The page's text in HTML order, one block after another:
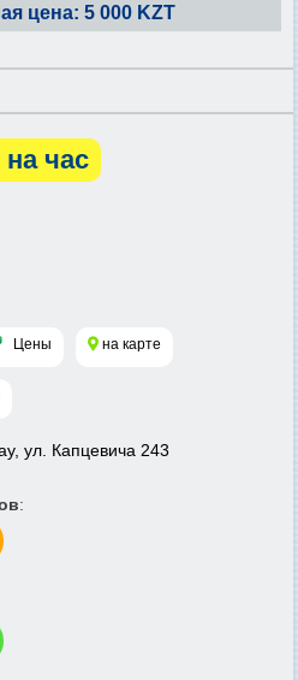
цена: 5 000 KZT
на час
Цены на карте
ул. Капцевича 243
: